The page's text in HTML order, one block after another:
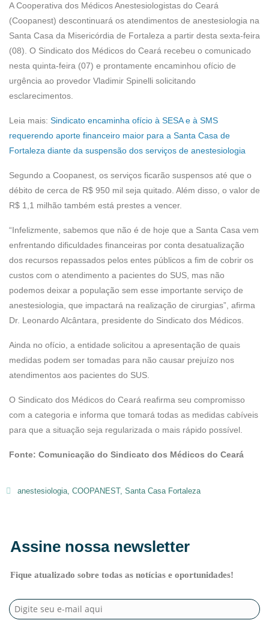
c
e
b
o
o
k
t
t
e
r
a
t
s
A
p
p
l
e
g
r
a
m
A Cooperativa dos Médicos Anestesiologistas do Ceará
(Coopanest) descontinuará os atendimentos de anestesiologia na
Santa Casa da Misericórdia de Fortaleza a partir desta sexta-feira
(08). O Sindicato dos Médicos do Ceará recebeu o comunicado
nesta quinta-feira (07) e prontamente encaminhou ofício de
urgência ao provedor Vladimir Spinelli solicitando
esclarecimentos.
Leia mais: Sindicato encaminha ofício à SESA e à SMS
requerendo aporte financeiro maior para a Santa Casa de
Fortaleza diante da suspensão dos serviços de anestesiologia
Segundo a Coopanest, os serviços ficarão suspensos até que o
débito de cerca de R$ 950 mil seja quitado. Além disso, o valor de
R$ 1,1 milhão também está prestes a vencer.
“Infelizmente, sabemos que não é de hoje que a Santa Casa vem
enfrentando dificuldades financeiras por conta desatualização
dos recursos repassados pelos entes públicos a fim de cobrir os
custos com o atendimento a pacientes do SUS, mas não
podemos deixar a população sem esse importante serviço de
anestesiologia, que impactará na realização de cirurgias”, afirma
Dr. Leonardo Alcântara, presidente do Sindicato dos Médicos.
Ainda no ofício, a entidade solicitou a apresentação de quais
medidas podem ser tomadas para não causar prejuízo nos
atendimentos aos pacientes do SUS.
O Sindicato dos Médicos do Ceará reafirma seu compromisso
com a categoria e informa que tomará todas as medidas cabíveis
para que a situação seja regularizada o mais rápido possível.
Fonte: Comunicação do Sindicato dos Médicos do Ceará
anestesiologia, COOPANEST, Santa Casa Fortaleza
Assine nossa newsletter
Fique atualizado sobre todas as notícias e oportunidades!